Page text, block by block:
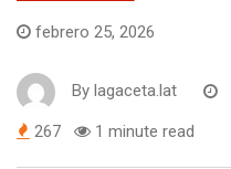
febrero 25, 2026
By lagaceta.lat
267 1 minute read